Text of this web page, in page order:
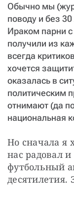
Обычно мы
поводу и без
Ираком парни
получили из
всегда
хочется
оказалась в
политическим
отнимают (да
национальная
Но сначала я
нас радовал
футбольный